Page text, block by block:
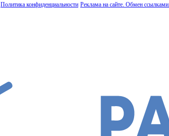
Политика конфиденциальности Реклама на сайте. Обмен ссылками.